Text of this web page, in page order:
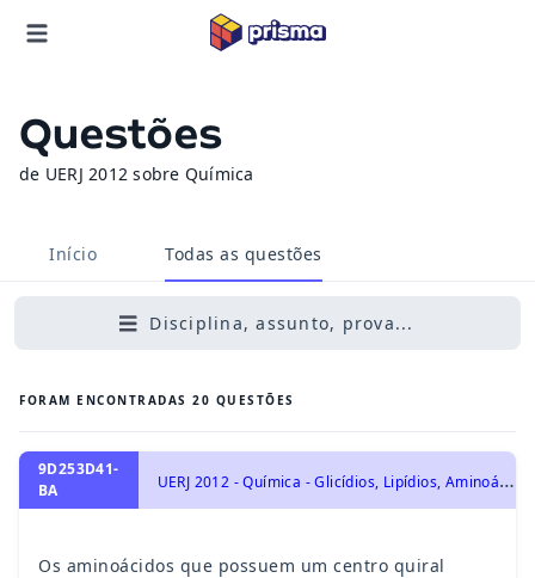
Questões
de UERJ 2012 sobre Química
Início Todas as questões
Disciplina, assunto, prova...
FORAM ENCONTRADAS 20 QUESTÕES
9D253D41-
BA
U
ERJ 2012 - Química - Glicídios, Lipídios, Aminoácidos e Proteínas., Química Orgânica
Os aminoácidos que possuem um centro quiral